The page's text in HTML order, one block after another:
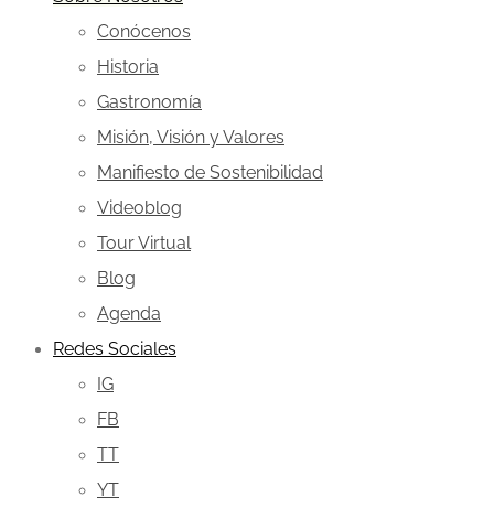
Conócenos
Historia
Gastronomía
Misión, Visión y Valores
Manifiesto de Sostenibilidad
Videoblog
Tour Virtual
Blog
Agenda
Redes Sociales
IG
FB
TT
YT